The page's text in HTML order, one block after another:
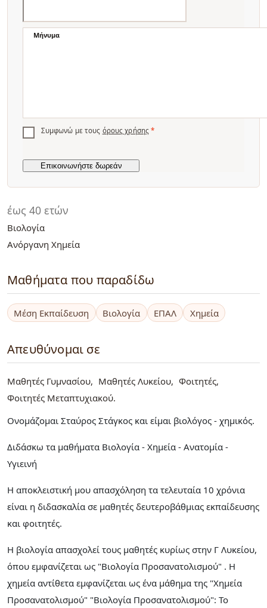
έως 40 ετών
Βιολογία
Ανόργανη Χημεία
Μαθήματα που παραδίδω
Μέση Εκπαίδευση Βιολογία ΕΠΑΛ Χημεία
Απευθύνομαι σε
Μαθητές Γυμνασίου Μαθητές Λυκείου
Φοιτητές
Φοιτητές Μεταπτυχιακού
Ονομάζομαι Σταύρος Στάγκος και είμαι βιολόγος - χημικός.
Διδάσκω τα μαθήματα Βιολογία - Χημεία - Ανατομία -
Υγιεινή
Η αποκλειστική μου απασχόληση τα τελευταία 10 χρόνια
είναι η διδασκαλία σε μαθητές δευτεροβάθμιας εκπαίδευσης
και φοιτητές.
Η βιολογία απασχολεί τους μαθητές κυρίως στην Γ Λυκείου,
όπου εμφανίζεται ως "Βιολογία Προσανατολισμού" . Η
χημεία αντίθετα εμφανίζεται ως ένα μάθημα της "Χημεία
Προσανατολισμού" "Βιολογία Προσανατολισμού": Το
Μήνυμα
Συμφωνώ με τους όρους χρήσης *